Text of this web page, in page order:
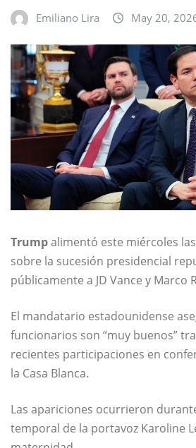
Emiliano Lira May 20,
Trumpalimentó este miércoles
sobre la sucesión presidencial
públicamente a JD Vance y Marco
El mandatario estadounidense
funcionarios son “muy buenos”
recientes participaciones en
la Casa Blanca.
Las apariciones ocurrieron
temporal de la portavoz Karoline